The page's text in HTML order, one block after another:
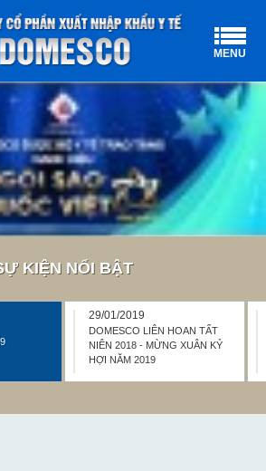
MENU
KIỆN NỔI BẬT
29/01/2019
DOMESCO LIÊN HOAN TẤT
NIÊN 2018 - MỪNG XUÂN KỶ
HỢI NĂM 2019